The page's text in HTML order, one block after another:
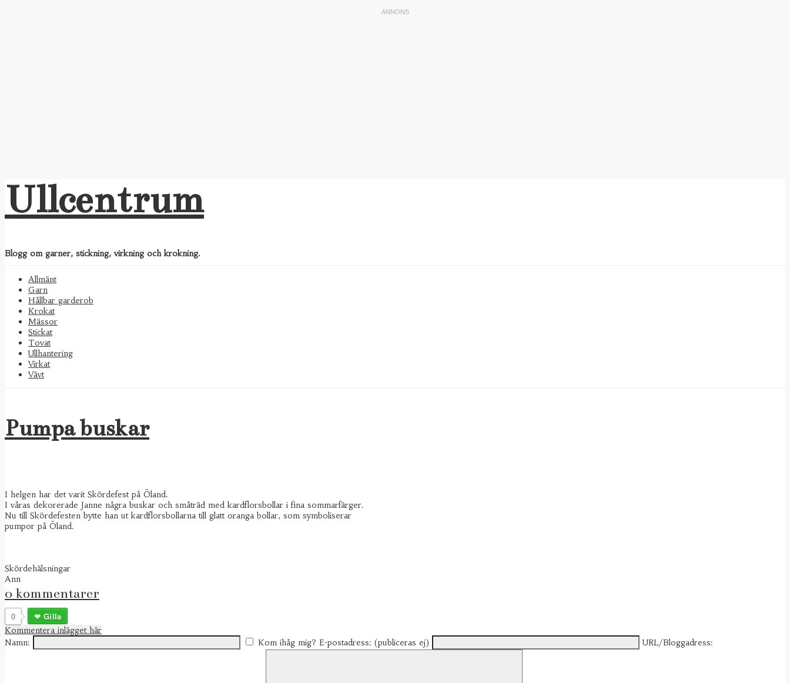
Ullcentrum
Blogg om garner, stickning, virkning och krokning.
Allmänt
Garn
Hållbar garderob
Krokat
Mässor
Stickat
Tovat
Ullhantering
Virkat
Vävt
Pumpa buskar
I helgen har det varit Skördefest på Öland.
I våras dekorerade Janne några buskar och småträd med kardflorsbollar i fina sommarfärger.
Nu till Skördefesten bytte han ut kardflorsbollarna till glatt oranga bollar, som symboliserar
pumpor på Öland.
Skördehälsningar
Ann
0 kommentarer
0 Gilla
Kommentera inlägget här
Namn:
Kom ihåg mig? E-postadress: (publiceras ej) URL/Bloggadress: